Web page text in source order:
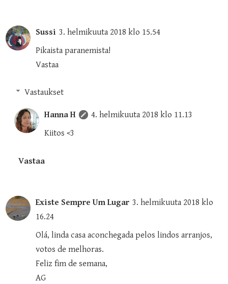
Sussi 3. helmikuuta 2018 klo 15.54
Pikaista paranemista!
Vastaa
Vastaukset
Hanna H
4. helmikuuta 2018 klo 11.13
Kiitos <3
Vastaa
Existe Sempre Um Lugar 3. helmikuuta 2018 klo
16.24
Olá, linda casa aconchegada pelos lindos arranjos,
votos de melhoras.
Feliz fim de semana,
AG